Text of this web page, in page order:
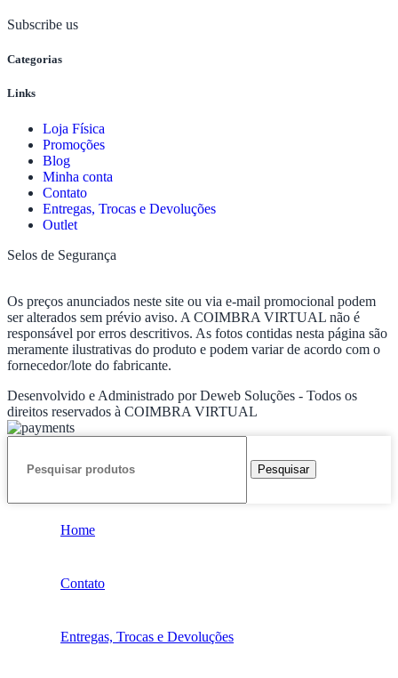
Subscribe us
Categorias
Links
Loja Física
Promoções
Blog
Minha conta
Contato
Entregas, Trocas e Devoluções
Outlet
Selos de Segurança
Os preços anunciados neste site ou via e-mail promocional podem
ser alterados sem prévio aviso. A COIMBRA VIRTUAL não é
responsável por erros descritivos. As fotos contidas nesta página são
meramente ilustrativas do produto e podem variar de acordo com o
fornecedor/lote do fabricante.
Desenvolvido e Administrado por Deweb Soluções - Todos os
direitos reservados à COIMBRA VIRTUAL
Pesquisar
Home
Contato
Entregas, Trocas e Devoluções